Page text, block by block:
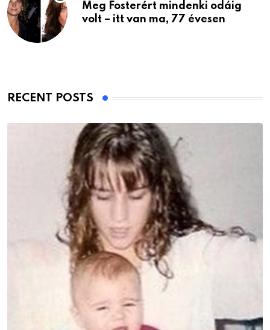
Meg Fosterért mindenki odáig
volt – itt van ma, 77 évesen
RECENT POSTS